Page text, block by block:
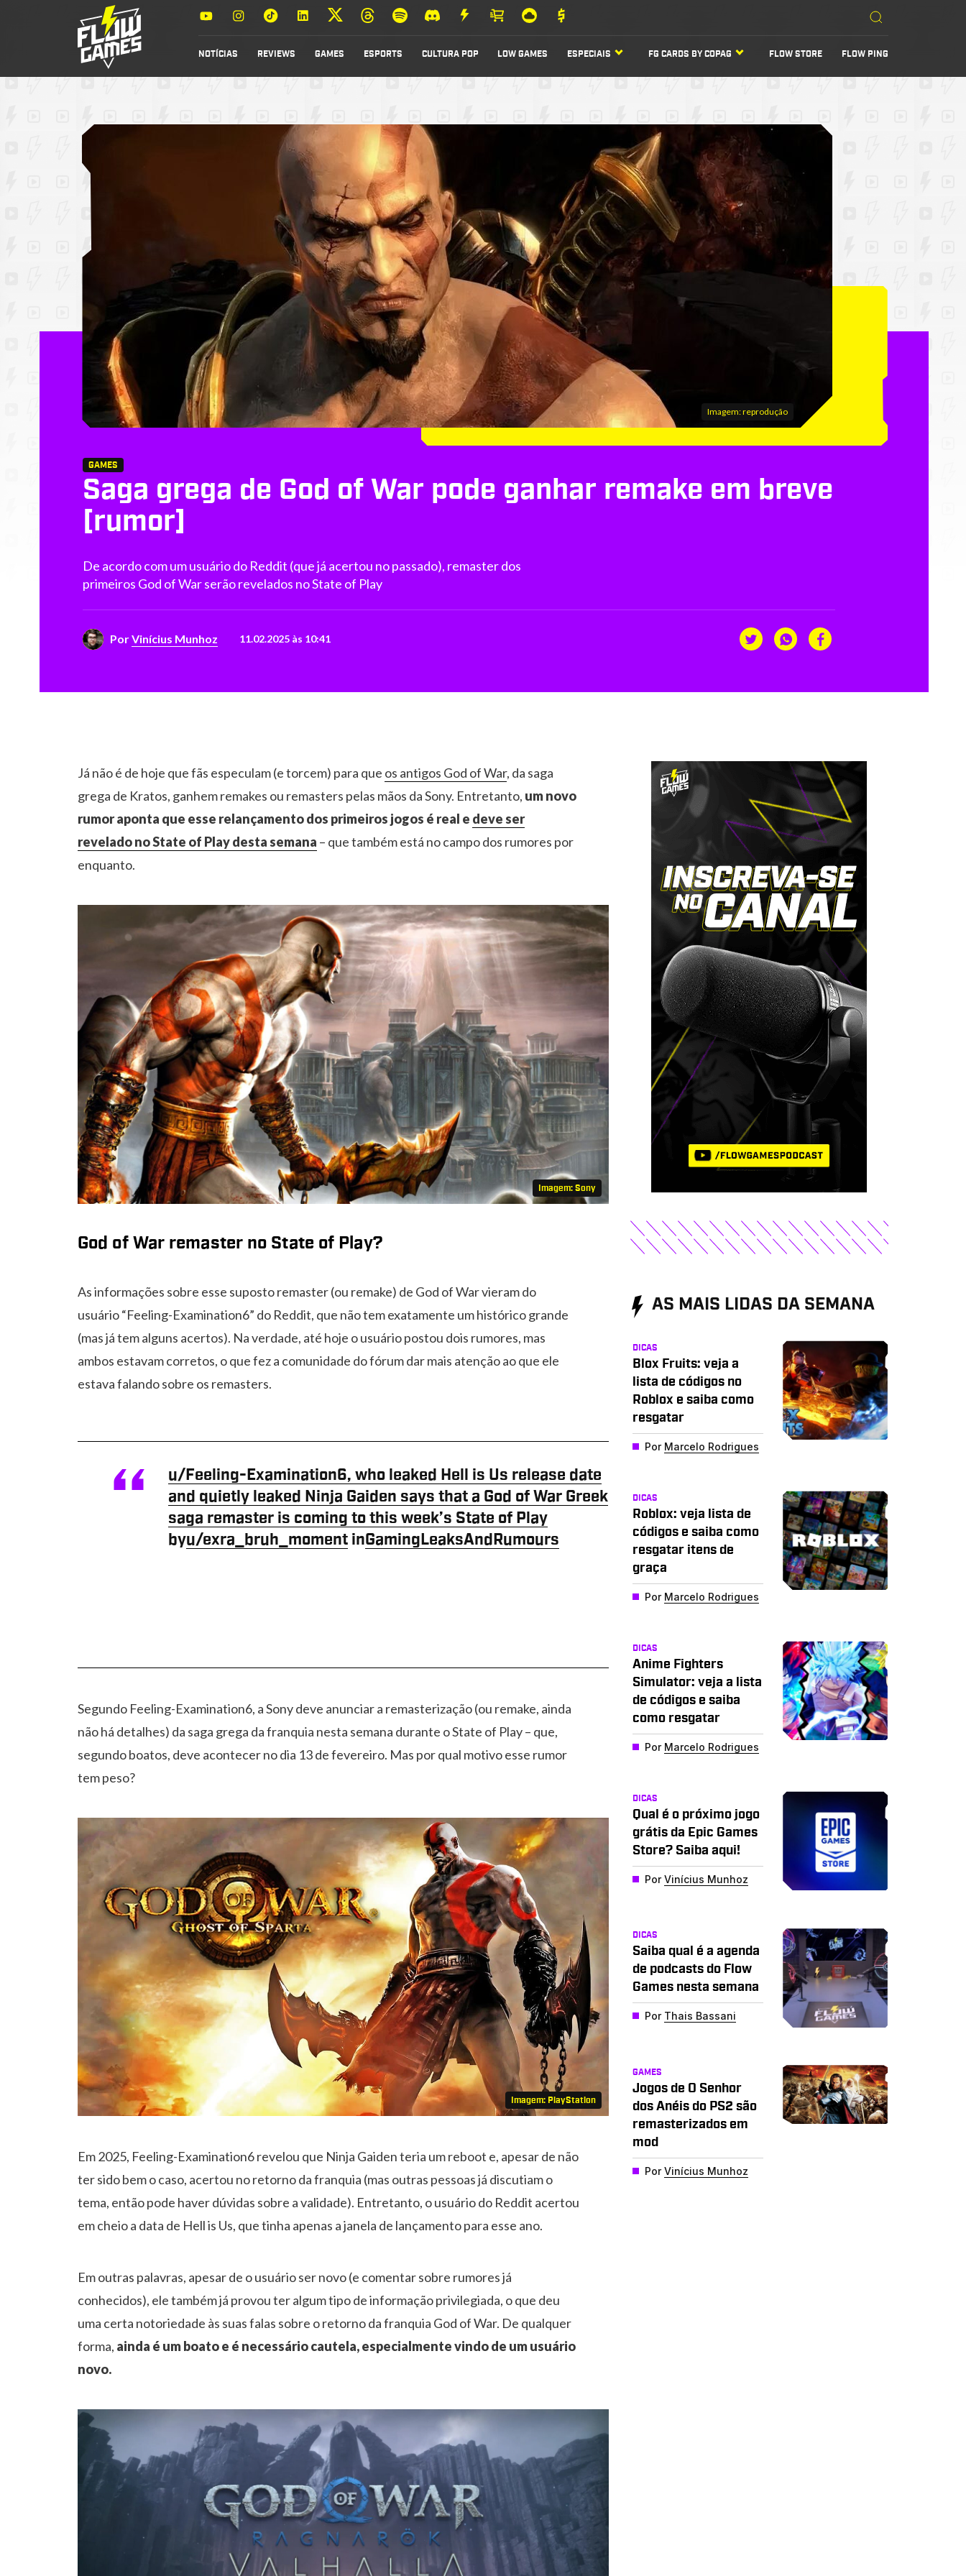
NOTÍCIAS REVIEWS GAMES ESPORTS CULTURA POP LOW GAMES ESPECIAIS FG CARDS BY COPAG FLOW STORE FLOW PING
Imagem: reprodução
GAMES
Saga grega de God of War pode ganhar remake em breve
[rumor]
De acordo com um usuário do Reddit (que já acertou no passado), remaster dos
primeiros God of War serão revelados no State of Play
PorVinícius Munhoz 11.02.2025 às 10:41
Já não é de hoje que fãs especulam (e torcem) para que os antigos God of War, da saga
grega de Kratos, ganhem remakes ou remasters pelas mãos da Sony. Entretanto, um novo
rumor aponta que esse relançamento dos primeiros jogos é real e deve ser
revelado no State of Play desta semana – que também está no campo dos rumores por
enquanto.
Imagem: Sony
God of War remaster no State of Play?
As informações sobre esse suposto remaster (ou remake) de God of War vieram do
usuário “Feeling-Examination6” do Reddit, que não tem exatamente um histórico grande
(mas já tem alguns acertos). Na verdade, até hoje o usuário postou dois rumores, mas
ambos estavam corretos, o que fez a comunidade do fórum dar mais atenção ao que ele
estava falando sobre os remasters.
u/Feeling-Examination6, who leaked Hell is Us release date
and quietly leaked Ninja Gaiden says that a God of War Greek
saga remaster is coming to this week’s State of Play
byu/exra_bruh_momentinGamingLeaksAndRumours
Segundo Feeling-Examination6, a Sony deve anunciar a remasterização (ou remake, ainda
não há detalhes) da saga grega da franquia nesta semana durante o State of Play – que,
segundo boatos, deve acontecer no dia 13 de fevereiro. Mas por qual motivo esse rumor
tem peso?
Imagem: PlayStation
Em 2025, Feeling-Examination6 revelou que Ninja Gaiden teria um reboot e, apesar de não
ter sido bem o caso, acertou no retorno da franquia (mas outras pessoas já discutiam o
tema, então pode haver dúvidas sobre a validade). Entretanto, o usuário do Reddit acertou
em cheio a data de Hell is Us, que tinha apenas a janela de lançamento para esse ano.
Em outras palavras, apesar de o usuário ser novo (e comentar sobre rumores já
conhecidos), ele também já provou ter algum tipo de informação privilegiada, o que deu
uma certa notoriedade às suas falas sobre o retorno da franquia God of War. De qualquer
forma, ainda é um boato e é necessário cautela, especialmente vindo de um usuário
novo.
AS MAIS LIDAS DA SEMANA
DICAS
Blox Fruits: veja a
lista de códigos no
Roblox e saiba como
resgatar
Por Marcelo Rodrigues
DICAS
Roblox: veja lista de
códigos e saiba como
resgatar itens de
graça
Por Marcelo Rodrigues
DICAS
Anime Fighters
Simulator: veja a lista
de códigos e saiba
como resgatar
Por Marcelo Rodrigues
DICAS
Qual é o próximo jogo
grátis da Epic Games
Store? Saiba aqui!
PorVinícius Munhoz
DICAS
Saiba qual é a agenda
de podcasts do Flow
Games nesta semana
Por Thais Bassani
GAMES
Jogos de O Senhor
dos Anéis do PS2 são
remasterizados em
mod
PorVinícius Munhoz